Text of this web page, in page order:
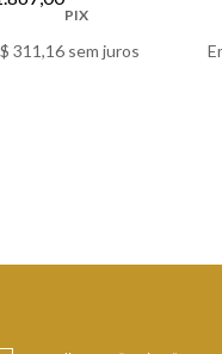
PIX
311,16 sem juros